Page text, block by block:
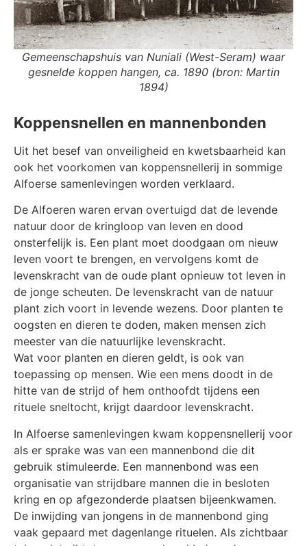
Gemeenschapshuis van Nuniali (West-Seram) waar
gesnelde koppen hangen, ca. 1890 (bron: Martin
1894)
Koppensnellen en mannenbonden
Uit het besef van onveiligheid en kwetsbaarheid kan
ook het voorkomen van koppensnellerij in sommige
Alfoerse samenlevingen worden verklaard.
De Alfoeren waren ervan overtuigd dat de levende
natuur door de kringloop van leven en dood
onsterfelijk is. Een plant moet doodgaan om nieuw
leven voort te brengen, en vervolgens komt de
levenskracht van de oude plant opnieuw tot leven in
de jonge scheuten. De levenskracht van de natuur
plant zich voort in levende wezens. Door planten te
oogsten en dieren te doden, maken mensen zich
meester van die natuurlijke levenskracht.
Wat voor planten en dieren geldt, is ook van
toepassing op mensen. Wie een mens doodt in de
hitte van de strijd of hem onthoofdt tijdens een
rituele sneltocht, krijgt daardoor levenskracht.
In Alfoerse samenlevingen kwam koppensnellerij voor
als er sprake was van een mannenbond die dit
gebruik stimuleerde. Een mannenbond was een
organisatie van strijdbare mannen die in besloten
kring en op afgezonderde plaatsen bijeenkwamen.
De inwijding van jongens in de mannenbond ging
vaak gepaard met dagenlange rituelen. Als zichtbaar